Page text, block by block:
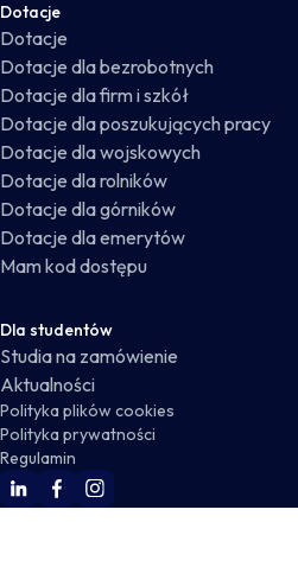
Dotacje
Dotacje
Dotacje dla bezrobotnych
Dotacje dla firm i szkół
Dotacje dla poszukujących pracy
Dotacje dla wojskowych
Dotacje dla rolników
Dotacje dla górników
Dotacje dla emerytów
Mam kod dostępu
Dla studentów
Studia na zamówienie
Aktualności
Polityka plików cookies
Polityka prywatności
Regulamin
WSKZ Linkedin
WSKZ Facebook
WSKZ Instagram